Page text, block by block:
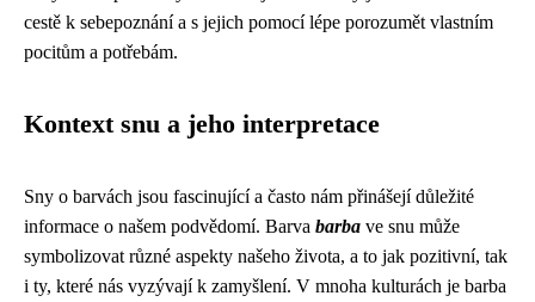
cestě k sebepoznání a s jejich pomocí lépe porozumět vlastním
pocitům a potřebám.
Kontext snu a jeho interpretace
Sny o barvách jsou fascinující a často nám přinášejí důležité
informace o našem podvědomí. Barva barba ve snu může
symbolizovat různé aspekty našeho života, a to jak pozitivní, tak
i ty, které nás vyzývají k zamyšlení. V mnoha kulturách je barba